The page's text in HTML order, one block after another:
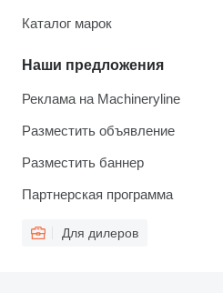
Каталог марок
Наши предложения
Реклама на Machineryline
Разместить объявление
Разместить баннер
Партнерская программа
Для дилеров